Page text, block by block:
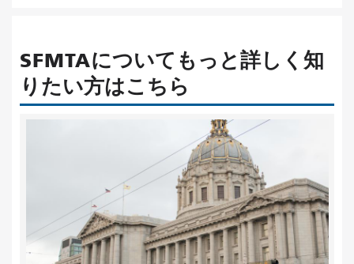
SFMTAについてもっと詳しく知
りたい方はこちら